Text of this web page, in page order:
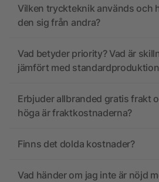
Vilken tryckteknik används och
den sig från andra?
Vad betyder priority? Vad är
jämfört med
Erbjuder allbranded gratis frakt
höga är fraktkostnaderna?
Finns det dolda kostnader?
Vad händer om jag inte är nöjd